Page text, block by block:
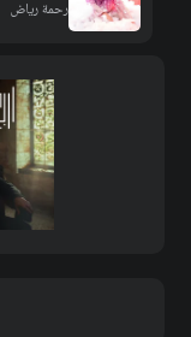
رحمة رياض